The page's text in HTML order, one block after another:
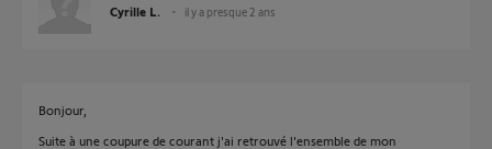
Cyrille L. il y a presque 2 ans
Bonjour,
Suite à une coupure de courant j'ai retrouvé l'ensemble de mon